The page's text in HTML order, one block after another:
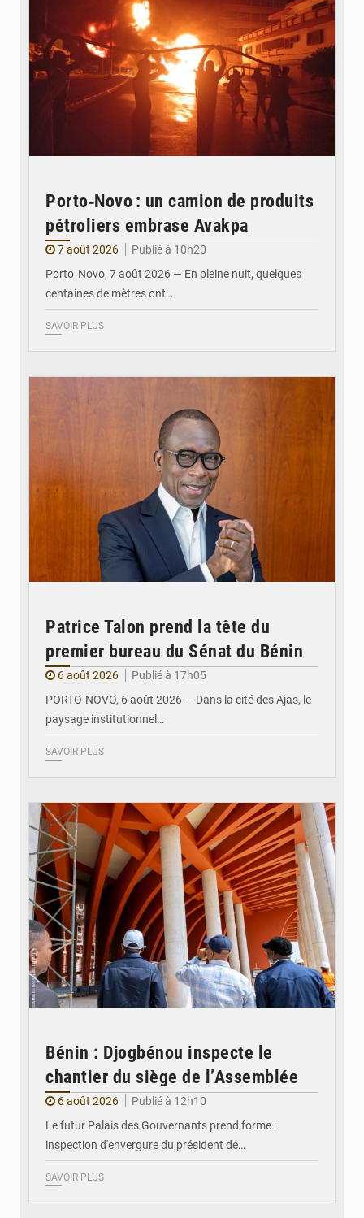
Porto‑Novo : un camion de produits
pétroliers embrase Avakpa
7 août 2026
Publié à 10h20
Porto‑Novo, 7 août 2026 — En pleine nuit, quelques
centaines de mètres ont…
SAVOIR PLUS
Patrice Talon prend la tête du
premier bureau du Sénat du Bénin
6 août 2026
Publié à 17h05
PORTO-NOVO, 6 août 2026 — Dans la cité des Ajas, le
paysage institutionnel…
SAVOIR PLUS
Bénin : Djogbénou inspecte le
chantier du siège de l’Assemblée
6 août 2026
Publié à 12h10
Le futur Palais des Gouvernants prend forme :
inspection d'envergure du président de…
SAVOIR PLUS